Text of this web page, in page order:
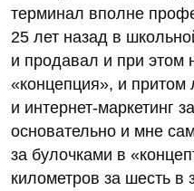
терминал вполне
25 лет назад в
и продавал и при этом
«концепция», и притом
и интернет-маркетинг
основательно и мне
за булочками в
километров за шесть